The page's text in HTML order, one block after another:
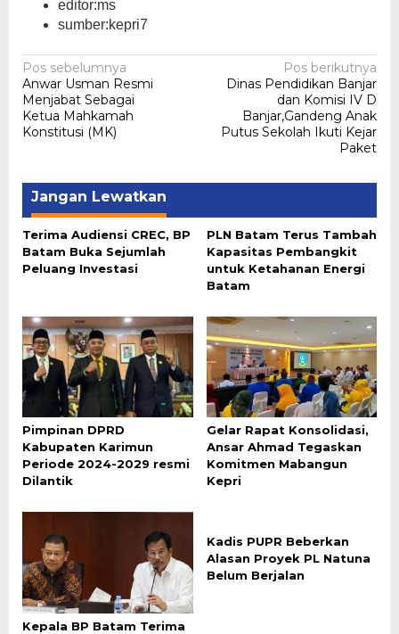
editor:ms
sumber:kepri7
Navigasi
pos
Pos sebelumnya
Anwar Usman Resmi
Menjabat Sebagai
Ketua Mahkamah
Konstitusi (MK)
Pos berikutnya
Dinas Pendidikan Banjar
dan Komisi IV D
Banjar,Gandeng Anak
Putus Sekolah Ikuti Kejar
Paket
Jangan Lewatkan
Terima Audiensi CREC, BP
Batam Buka Sejumlah
Peluang Investasi
PLN Batam Terus Tambah
Kapasitas Pembangkit
untuk Ketahanan Energi
Batam
Pimpinan DPRD
Kabupaten Karimun
Periode 2024-2029 resmi
Dilantik
Gelar Rapat Konsolidasi,
Ansar Ahmad Tegaskan
Komitmen Mabangun
Kepri
Kepala BP Batam Terima
Kadis PUPR Beberkan
Alasan Proyek PL Natuna
Belum Berjalan